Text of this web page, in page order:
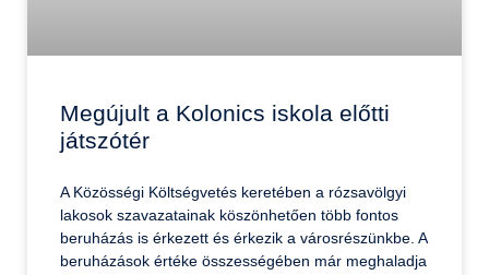
Megújult a Kolonics iskola előtti
játszótér
A Közösségi Költségvetés keretében a rózsavölgyi
lakosok szavazatainak köszönhetően több fontos
beruházás is érkezett és érkezik a városrészünkbe. A
beruházások értéke összességében már meghaladja